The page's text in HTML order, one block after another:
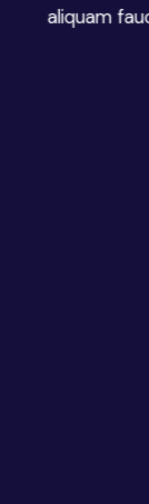
aliquam